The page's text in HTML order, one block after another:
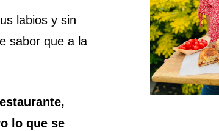
labios y sin
sabor que a la
lo que se